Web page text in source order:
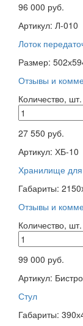
96 000 руб.
Артикул: Л-010
Лоток
Размер:
Отзывы и
Количество, шт.
27 550 руб.
Артикул: ХБ-10
Хранилище
Габариты:
Отзывы и
Количество, шт.
99 000 руб.
Артикул:
Стул
Габариты: